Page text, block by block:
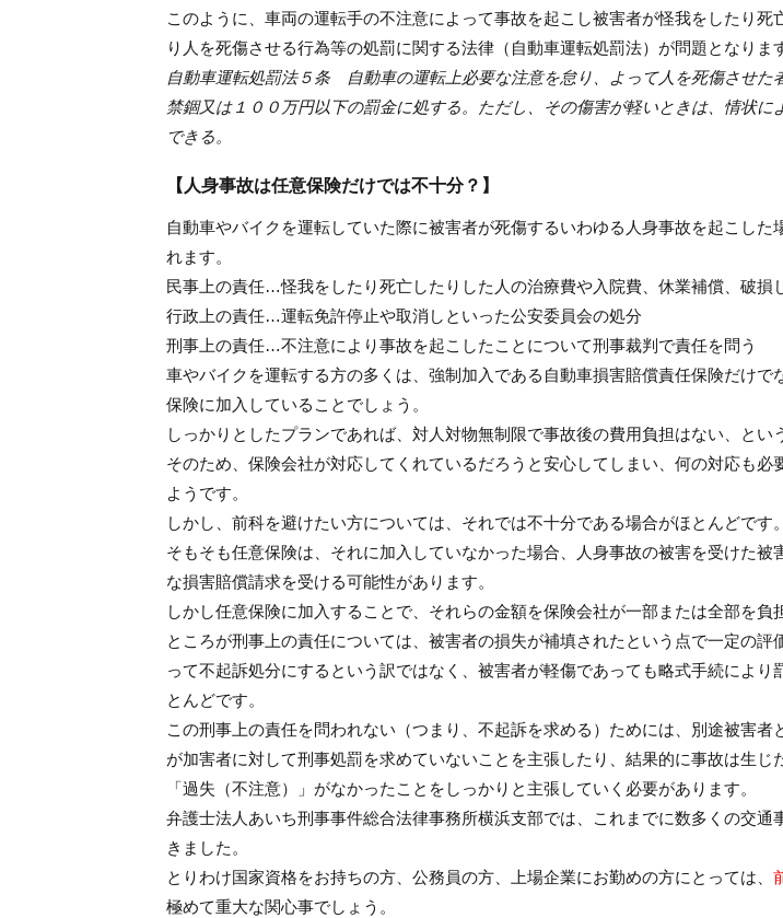
このように、車両の運転手の不注意によって事故を起こし被害者が怪我をしたり死
り人を死傷させる行為等の処罰に関する法律（自動車運転処罰法）が問題となりま
自動車運転処罰法５条 自動車の運転上必要な注意を怠り、よって人を死傷させた
禁錮又は１００万円以下の罰金に処する。ただし、その傷害が軽いときは、情状に
できる。
【人身事故は任意保険だけでは不十分？】
自動車やバイクを運転していた際に被害者が死傷するいわゆる人身事故を起こした
れます。
民事上の責任…怪我をしたり死亡したりした人の治療費や入院費、休業補償、破損
行政上の責任…運転免許停止や取消しといった公安委員会の処分
刑事上の責任…不注意により事故を起こしたことについて刑事裁判で責任を問う
車やバイクを運転する方の多くは、強制加入である自動車損害賠償責任保険だけで
保険に加入していることでしょう。
しっかりとしたプランであれば、対人対物無制限で事故後の費用負担はない、とい
そのため、保険会社が対応してくれているだろうと安心してしまい、何の対応も必
ようです。
しかし、前科を避けたい方については、それでは不十分である場合がほとんどです。
そもそも任意保険は、それに加入していなかった場合、人身事故の被害を受けた被
な損害賠償請求を受ける可能性があります。
しかし任意保険に加入することで、それらの金額を保険会社が一部または全部を負
ところが刑事上の責任については、被害者の損失が補填されたという点で一定の評
って不起訴処分にするという訳ではなく、被害者が軽傷であっても略式手続により
とんどです。
この刑事上の責任を問われない（つまり、不起訴を求める）ためには、別途被害者
が加害者に対して刑事処罰を求めていないことを主張したり、結果的に事故は生じ
「過失（不注意）」がなかったことをしっかりと主張していく必要があります。
弁護士法人あいち刑事事件総合法律事務所横浜支部では、これまでに数多くの交通
きました。
とりわけ国家資格をお持ちの方、公務員の方、上場企業にお勤めの方にとっては、
極めて重大な関心事でしょう。